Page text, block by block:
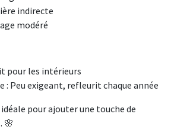
indirecte
modéré
pour les intérieurs
: Peu exigeant, refleurit chaque année
pour ajouter une touche de
🌸